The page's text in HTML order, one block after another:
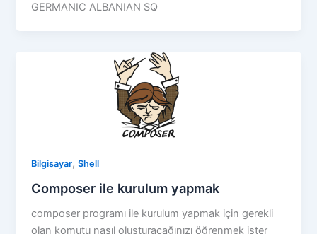
GERMANIC ALBANIAN SQ
Bilgisayar,Shell
Composer ile kurulum yapmak
composer programı ile kurulum yapmak için gerekli
olan komutu nasıl oluşturacağınızı öğrenmek ister